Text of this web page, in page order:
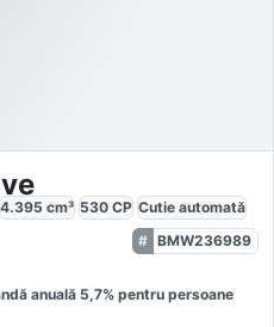
4.395 cm³ 530 CP Cutie automată
BMW236989
anuală 5,7% pentru persoane